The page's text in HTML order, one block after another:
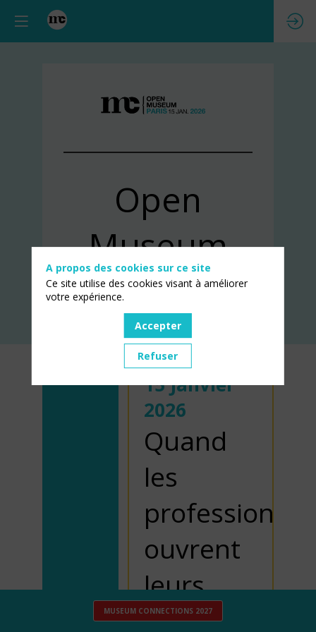
Open
Museum
15 Janvier
2026
Quand
les
ouvrent
leurs
portes
MUSEUM CONNECTIONS 2027
A propos des cookies sur ce site
Ce site utilise des cookies visant à améliorer
votre expérience.
Accepter
Refuser